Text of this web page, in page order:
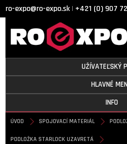
ro-expo@ro-expo.sk | +421 (0) 907
UŽÍVATEĽSKÝ
HLAVNÉ
INFO
ÚVOD SPOJOVACÍ MATERIÁL
PODLOŽKA STARLOCK UZAVRETÁ